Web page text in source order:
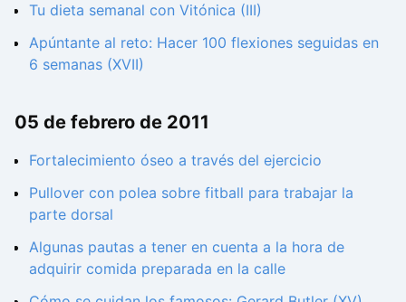
Tu dieta semanal con Vitónica (III)
Apúntante al reto: Hacer 100 flexiones seguidas en
6 semanas (XVII)
05 de febrero de 2011
Fortalecimiento óseo a través del ejercicio
Pullover con polea sobre fitball para trabajar la
parte dorsal
Algunas pautas a tener en cuenta a la hora de
adquirir comida preparada en la calle